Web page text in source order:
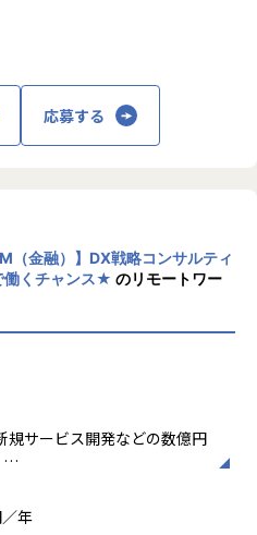
定の強力な支援
ャーと連携した提案活動
るナレッジの提供
生産性向上
ノウハウを吸収しながら、
形にするITコンサルティン
採用となります。
ール制」 のもと、大手通
です。
発、ユーザー体験の最適
ポートしています
社員の自主性とチャレン
ト体制が整っています。ま
ミュニケーションを大切に
で協力的な環境が醸成され
は、フレックス制度やリモ
的に導入しており、柔軟な
。リモートワークに適した
また、有給の1時間単位で
短勤務など、ライフステー
応募する
（金融）】DX戦略コンサルティ
働くチャンス★ のリモートワー
規サービス開発などの数億円
体統括
年